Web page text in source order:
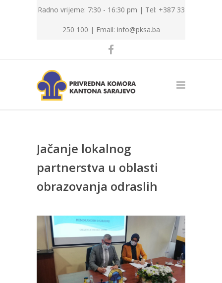
Radno vrijeme: 7:30 - 16:30 pm | Tel: +387 33
250 100 | Email: info@pksa.ba
Jačanje lokalnog
partnerstva u oblasti
obrazovanja odraslih